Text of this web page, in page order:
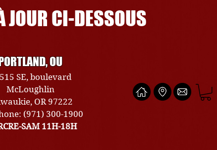
JOUR CI-DESSOUS
OU
SE, boulevard
McLoughlin
OR 97222
(971) 300-1900
SAM 11H-18H